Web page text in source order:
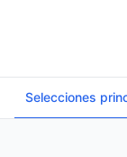
Selecciones